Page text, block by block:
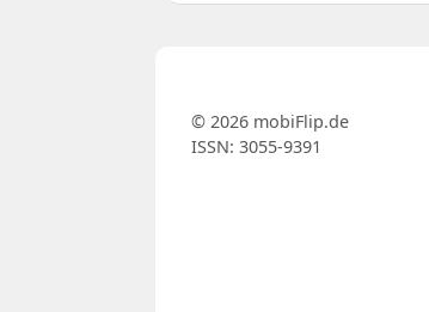
© 2026 mobiFlip.de
ISSN: 3055-9391